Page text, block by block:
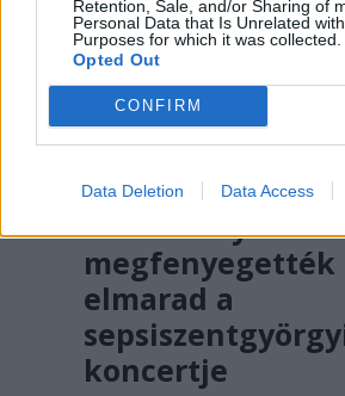
Retention, Sale, and/or Sharing of
Personal Data that Is Unrelated
Purposes for which it was collected.
Opted Out
CONFIRM
Data Deletion Data Access
Életveszélyesen
megfenyegették
elmarad a
koncertje